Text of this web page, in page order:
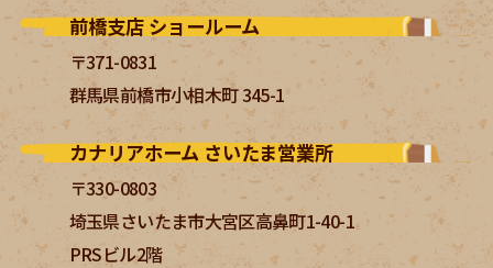
前橋支店 ショールーム
〒371-0831
群馬県前橋市小相木町 345-1
カナリアホーム さいたま営業所
〒330-0803
埼玉県さいたま市大宮区高鼻町1-40-1
PRSビル2階